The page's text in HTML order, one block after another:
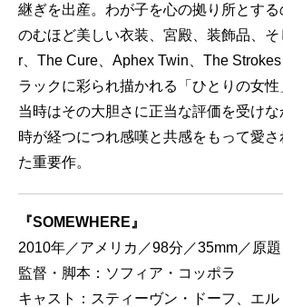
継ぎを出産。わが子を心の拠り所とす
のむほど美しい衣装、宮殿、装飾品、
r、The Cure、Aphex Twin、The
ラックに彩られ描かれる「ひとりの女
当時はその大胆さに正当な評価を受けな
時が経つにつれ感嘆と共感をもって愛
た重要作。
『SOMEWHERE』
2010年／アメリカ／98分／35mm／原
監督・脚本：ソフィア・コッポラ
キャスト：スティーヴン・ドーフ、エル